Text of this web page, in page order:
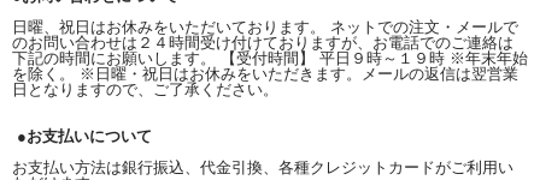
日曜、祝日はお休みをいただいております。 ネットでの注文・メールで
のお問い合わせは２４時間受け付けておりますが、お電話でのご連絡は
下記の時間にお願いします。 【受付時間】 平日９時～１９時 ※年末年始
を除く。 ※日曜・祝日はお休みをいただきます。メールの返信は翌営業
日となりますので、ご了承ください。
●お支払いについて
お支払い方法は銀行振込、代金引換、各種クレジットカードがご利用い